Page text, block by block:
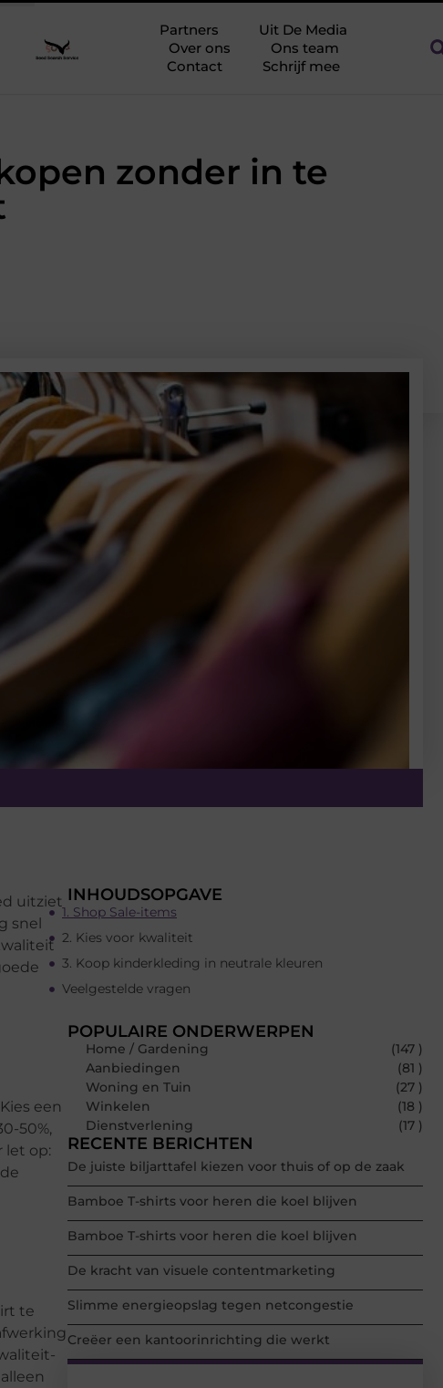
Partners
Uit De Media
Over ons
Ons team
Contact
Schrijf mee
zonder in te
uitziet
snel
een
50%,
let op:
te
INHOUDSOPGAVE
1. Shop Sale-items
2. Kies voor kwaliteit
3. Koop kinderkleding in neutrale kleuren
Veelgestelde vragen
POPULAIRE ONDERWERPEN
Home / Gardening
(147 )
Aanbiedingen
(81 )
Woning en Tuin
(27 )
Winkelen
(18 )
Dienstverlening
(17 )
RECENTE BERICHTEN
De juiste biljarttafel kiezen voor thuis of op de zaak
Bamboe T-shirts voor heren die koel blijven
Bamboe T-shirts voor heren die koel blijven
De kracht van visuele contentmarketing
Slimme energieopslag tegen netcongestie
Creëer een kantoorinrichting die werkt